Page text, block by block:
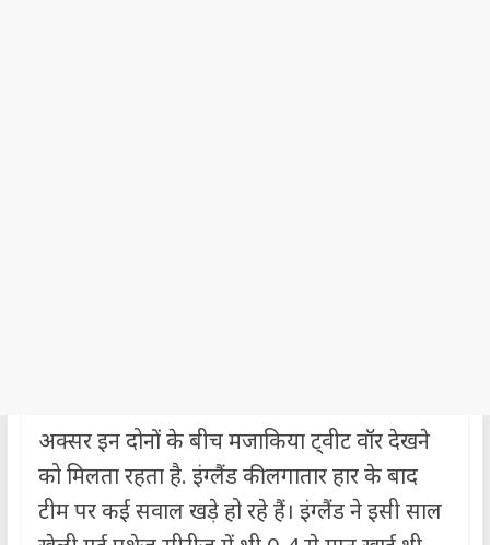
अक्सर इन दोनों के बीच मजाकिया ट्वीट वॉर देखने
को मिलता रहता है. इंग्लैंड की लगातार हार के बाद
टीम पर कई सवाल खड़े हो रहे हैं। इंग्लैंड ने इसी साल